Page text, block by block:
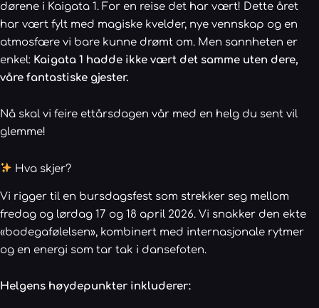
dørene i Kaigata 1. For en reise det har vært! Dette året
har vært fylt med magiske kvelder, nye vennskap og en
atmosfære vi bare kunne drømt om. Men sannheten er
enkel: Kaigata 1 hadde ikke vært det samme uten dere,
våre fantastiske gjester.
Nå skal vi feire ettårsdagen vår med en helg du sent vil
glemme!
Hva skjer?
Vi rigger til en bursdagsfest som strekker seg mellom
fredag og lørdag 17 og 18 april 2026. Vi snakker den ekte
«bodegafølelsen», kombinert med internasjonale rytmer
og en energi som tar tak i dansefoten.
Helgens høydepunkter inkluderer: